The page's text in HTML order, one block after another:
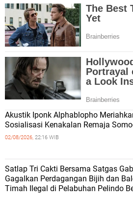
Akustik Iponk Alphablopho
Sosialisasi Kenakalan Remaja
02/08/2026, 22:16 WIB
Satlap Tri Cakti Bersama Satgas
Gagalkan Perdagangan Bijih dan
Timah Ilegal di Pelabuhan Pelindo